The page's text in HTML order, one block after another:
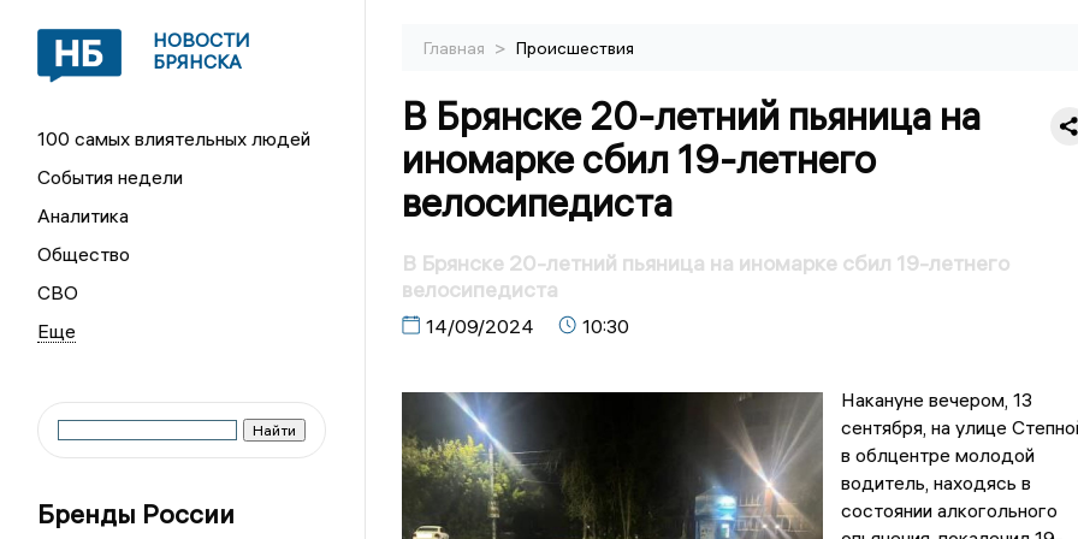
НОВОСТИ
БРЯНСКА
100 самых влиятельных людей
События недели
Аналитика
Общество
СВО
Бренды России
Главная > Происшествия
В Брянске 20-летний пьяница на
иномарке сбил 19-летнего
велосипедиста
В Брянске 20-летний пьяница на иномарке сбил 19-летнего
велосипедиста
14/09/2024 10:30
Накануне вечером, 13
сентября, на улице
в облцентре молодой
водитель, находясь в
состоянии алкогольного